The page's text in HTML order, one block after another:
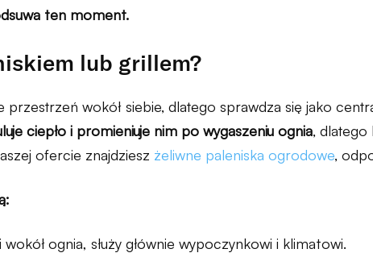
ten moment.
lub grillem?
przestrzeń wokół siebie, dlatego sprawdza się jako
ciepło i promieniuje nim po wygaszeniu ognia, dlatego
ofercie znajdziesz żeliwne paleniska ogrodowe,
ognia, służy głównie wypoczynkowi i klimatowi.